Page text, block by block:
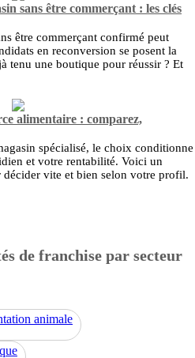
sans être commerçant : les clés
être commerçant confirmé peut
en reconversion se posent la
tenu une boutique pour réussir ? Et
alimentaire : comparez,
spécialisé, le choix conditionne
et votre rentabilité. Voici un
vite et bien selon votre profil.
de franchise par secteur
animale